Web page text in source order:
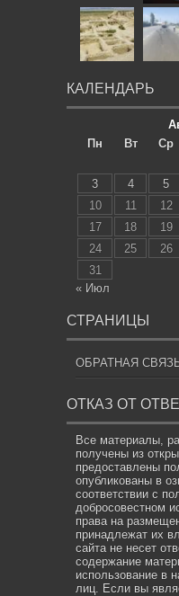
КАЛЕНДАРЬ
Пн
Вт Ср
3
4 5
10
11 12
17
18 19
24
25 26
31
« Июл
СТРАНИЦЫ
ОБРАТНАЯ
ОТКАЗ ОТ
Все материалы,
получены из
предоставлены
опубликованы в
соответствии с
добросовестном
права на
принадлежат их
сайта не несет
содержание
использование в
лиц. Если вы